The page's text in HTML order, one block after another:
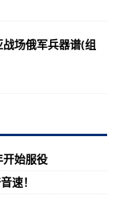
场俄军兵器谱(组
始服役
速！